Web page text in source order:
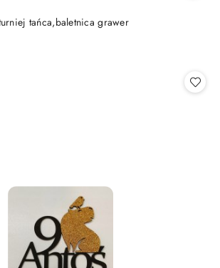
tańca,baletnica grawer